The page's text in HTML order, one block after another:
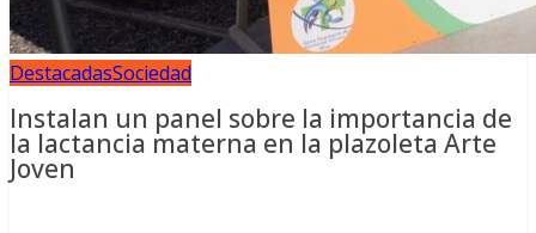
DestacadasSociedad
Instalan un panel sobre la importancia de
la lactancia materna en la plazoleta Arte
Joven